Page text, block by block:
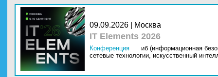
09.09.2026 | Москва
IT Elements 2026
Конференция
иб (информационная
сетевые технологии, искусственный